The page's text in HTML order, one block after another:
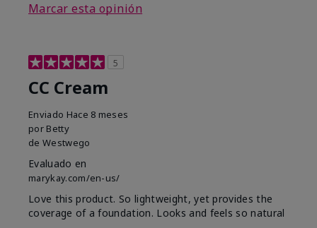
Marcar esta opinión
5
CC Cream
Enviado Hace 8 meses
por Betty
de Westwego
Evaluado en
marykay.com/en-us/
Love this product. So lightweight, yet provides the
coverage of a foundation. Looks and feels so natural